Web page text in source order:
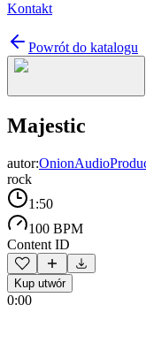
Kontakt
Powrót do katalogu
Majestic
autor:
rock
1:50
100 BPM
Content ID
Kup utwór
0:00